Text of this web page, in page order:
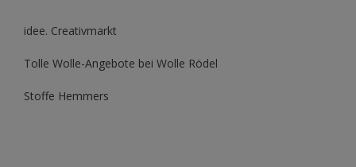
idee. Creativmarkt
Tolle Wolle-Angebote bei Wolle Rödel
Stoffe Hemmers